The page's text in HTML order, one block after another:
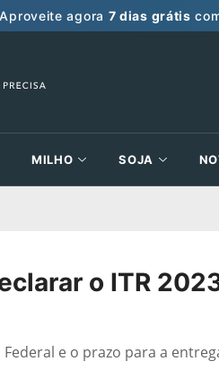
Aproveite agora 7 dias grátis
MILHO SOJA
o ITR
e o prazo para a